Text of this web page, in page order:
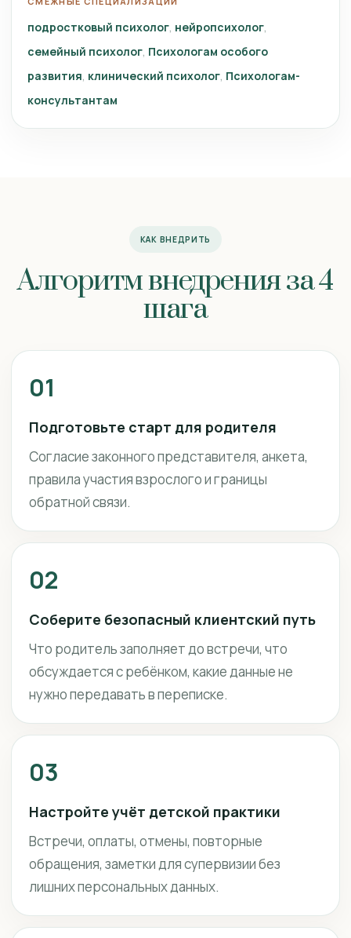
подростковый психолог нейропсихолог
семейный психолог Психологам особого
развития клинический психолог Психологам-
консультантам
КАК ВНЕДРИТЬ
Алгоритм внедрения за 4
шага
01
Подготовьте старт для родителя
Согласие законного представителя, анкета,
правила участия взрослого и границы
обратной связи.
02
Соберите безопасный клиентский путь
Что родитель заполняет до встречи, что
обсуждается с ребёнком, какие данные не
нужно передавать в переписке.
03
Настройте учёт детской практики
Встречи, оплаты, отмены, повторные
обращения, заметки для супервизии без
лишних персональных данных.